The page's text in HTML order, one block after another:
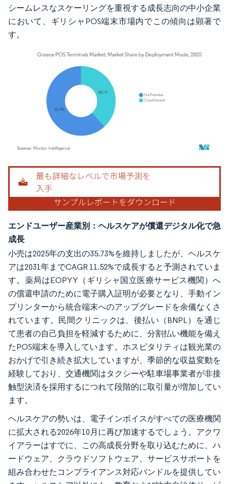
シームレスなスケーリングを重視する成長志向の中小企業
において、ギリシャPOS端末市場内でこの傾向は顕著で
す。
画像 © Mordor Intelligence。再利用にはCC BY 4.0の表示が必要です。
エンドユーザー産業別：ヘルスケアが償還デジタル化で急
成長
小売は2025年の支出の35.73%を維持しましたが、ヘルスケ
アは2031年までCAGR 11.52%で成長すると予測されていま
す。薬局はEOPYY（ギリシャ国立医療サービス機関）へ
の償還申請のために電子購入証明が必要となり、手動イン
プリンターから統合端末へのアップグレードを余儀なくさ
れています。民間クリニックは、後払い（BNPL）を通じ
て患者の自己負担を軽減するために、分割払い機能を備え
たPOS端末を導入しています。ホスピタリティは観光業の
おかげで引き続き拡大していますが、季節的な収益変動を
経験しており、交通機関はタクシーや駐車場事業者が非接
触型決済を採用するにつれて段階的に取引量が増加してい
ます。
ヘルスケアの勢いは、電子インボイスがすべての医療機関
に拡大される2026年10月に再び加速するでしょう。アクワ
イアラーはすでに、この高成長分野を取り込むために、ハ
ードウェア、クラウドソフトウェア、サービスサポートを
組み合わせたコンプライアンス対応バンドルを提供してい